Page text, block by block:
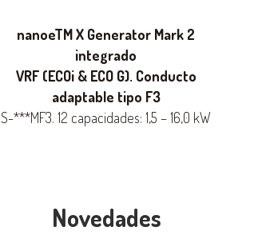
nanoeTM X Generator Mark 2
integrado
VRF (ECOi & ECO G). Conducto
adaptable tipo F3
S-***MF3. 12 capacidades: 1,5 – 16,0 kW
Novedades